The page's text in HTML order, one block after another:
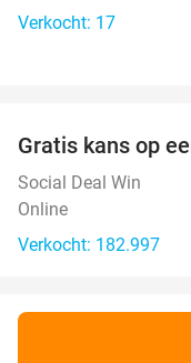
Verkocht: 17
Gratis kans op
Social Deal Win
Online
Verkocht: 182.997